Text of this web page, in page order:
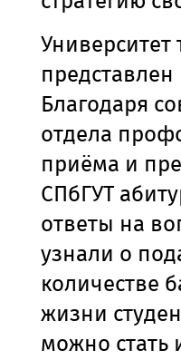
Благодаря
отдела
приёма и
СПбГУТ
ответы на
узнали о
количестве
жизни
можно стать